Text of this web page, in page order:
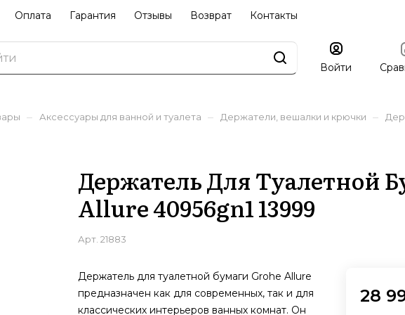
Оплата Гарантия Отзывы Возврат Контакты
Войти
– Аксессуары для ванной и туалета – Держатели, вешалки и крючки –
Держатель Для Туалетной
Allure 40956gn1 13999
Арт. 21883
Держатель для туалетной бумаги Grohe Allure
предназначен как для современных, так и для
классических интерьеров ванных комнат. Он
28